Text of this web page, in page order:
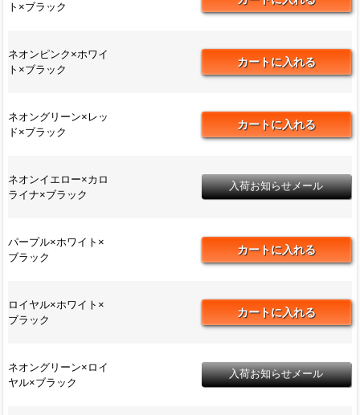
ト×ブラック
ネオンピンク×ホワイ
ト×ブラック
ネオングリーン×レッ
ド×ブラック
ネオンイエロー×カロ
ライナ×ブラック
パープル×ホワイト×
ブラック
ロイヤル×ホワイト×
ブラック
ネオングリーン×ロイ
ヤル×ブラック